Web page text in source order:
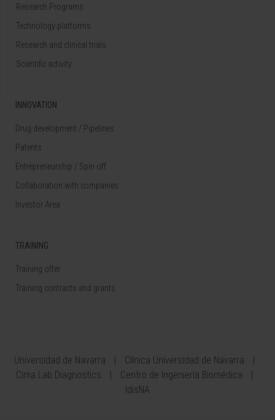
Research Programs
Technology platforms
Research and clinical trials
Scientific activity
INNOVATION
Drug development / Pipelines
Patents
Entrepreneurship / Spin off
Collaboration with companies
Investor Area
TRAINING
Training offer
Training contracts and grants
Universidad de Navarra
Clínica Universidad de Navarra
Cima Lab Diagnostics
Centro de Ingeniería Biomédica
IdisNA